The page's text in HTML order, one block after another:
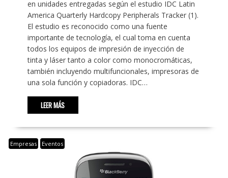
en unidades entregadas según el estudio IDC Latin
America Quarterly Hardcopy Peripherals Tracker (1).
El estudio es reconocido como una fuente
importante de tecnología, el cual toma en cuenta
todos los equipos de impresión de inyección de
tinta y láser tanto a color como monocromáticas,
también incluyendo multifuncionales, impresoras de
una sola función y copiadoras. IDC…
LEER MÁS
Empresas Eventos